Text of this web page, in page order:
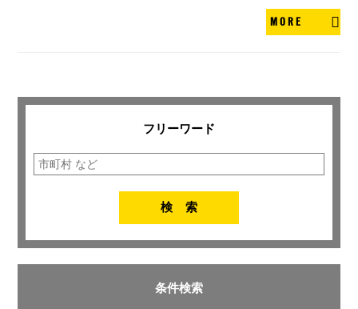
MORE
フリーワード
条件検索